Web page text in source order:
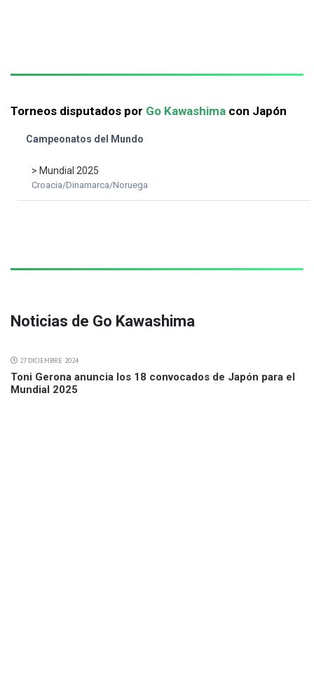
Torneos disputados por Go Kawashima con Japón
Campeonatos del Mundo
> Mundial 2025
Croacia/Dinamarca/Noruega
Noticias de Go Kawashima
27 DICIEMBRE 2024
Toni Gerona anuncia los 18 convocados de Japón para el
Mundial 2025